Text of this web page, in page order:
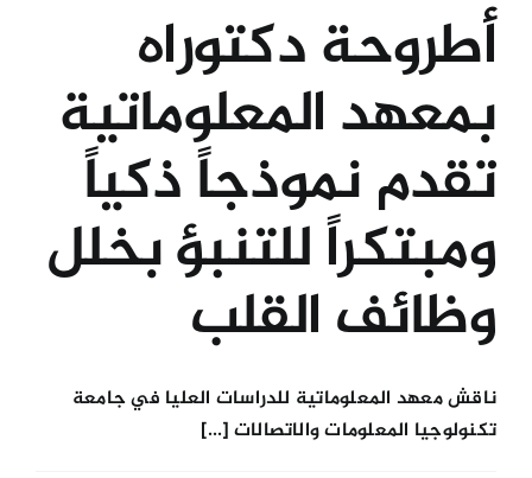
أطروحة دكتوراه
بمعهد المعلوماتية
تقدم نموذجاً ذكياً
ومبتكراً للتنبؤ بخلل
وظائف القلب
ناقش معهد المعلوماتية للدراسات العليا في جامعة
تكنولوجيا المعلومات والاتصالات [...]